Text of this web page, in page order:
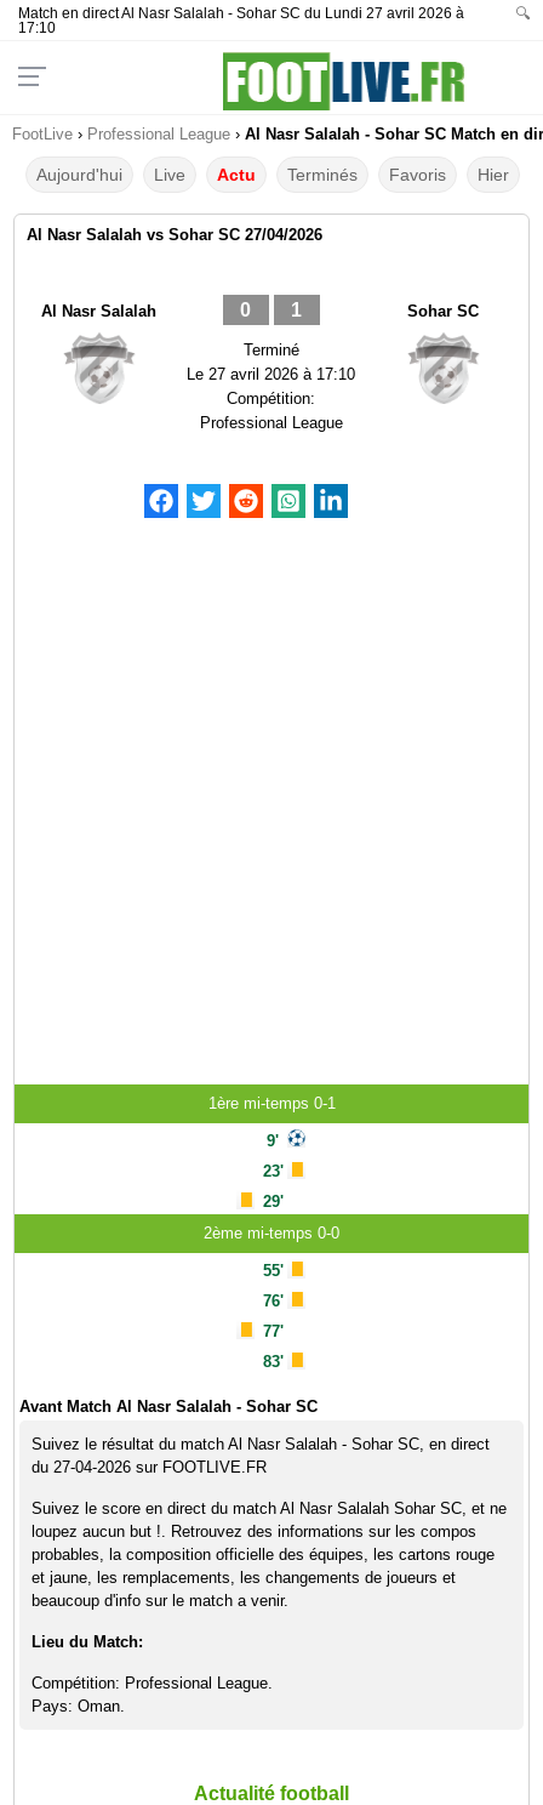
Match en direct Al Nasr Salalah - Sohar SC du Lundi 27 avril 2026 à
17:10
🔍
FootLive › Professional League › Al Nasr Salalah - Sohar SC Match en
Aujourd'hui Live Actu Terminés Favoris Hier
Al Nasr Salalah vs Sohar SC 27/04/2026
Al Nasr Salalah 0 1
Terminé
Le27 avril 2026 à 17:10
Compétition:
Professional League
Sohar SC
1ère mi-temps 0-1
9'
23'
29'
2ème mi-temps 0-0
55'
76'
77'
83'
Avant Match Al Nasr Salalah - Sohar SC
Suivez le résultat du match Al Nasr Salalah - Sohar SC, en direct
du 27-04-2026 sur FOOTLIVE.FR
Suivez le score en direct du match Al Nasr Salalah Sohar SC, et ne
loupez aucun but !. Retrouvez des informations sur les compos
probables, la composition officielle des équipes, les cartons rouge
et jaune, les remplacements, les changements de joueurs et
beaucoup d'info sur le match a venir.
Lieu du Match:
Compétition: Professional League.
Pays: Oman.
Actualité football